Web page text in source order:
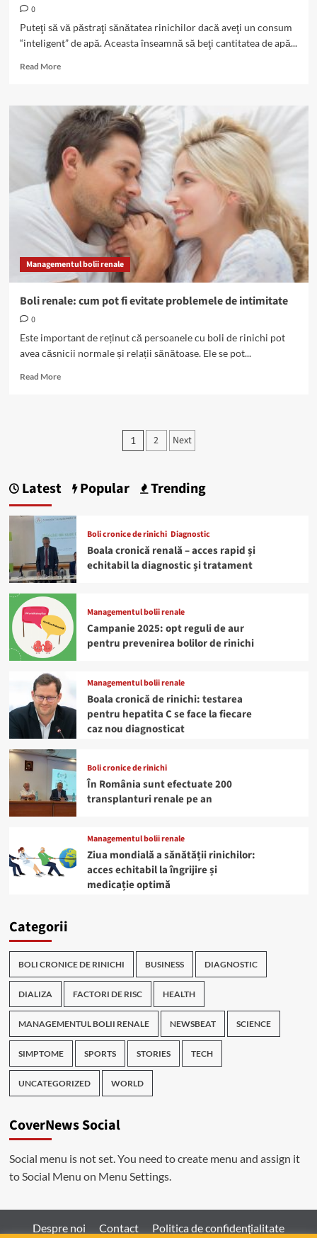
0
Puteţi să vă păstraţi sănătatea rinichilor dacă aveţi un consum
“inteligent” de apă. Aceasta înseamnă să beţi cantitatea de apă...
Read MoreRead
Consum
inteligent-
câte
pahare
de
apă
Managementul bolii renale
Boli renale: cum pot fi evitate problemele de intimitate
0
Este important de reținut că persoanele cu boli de rinichi pot
avea căsnicii normale și relații sănătoase. Ele se pot...
Read MoreRead
evitate
problemele
intimitate
Paginație
1 2 Next
Latest Popular Trending
Boli cronice de rinichi Diagnostic
Boala cronică renală – acces rapid și
echitabil la diagnostic și tratament
Managementul bolii renale
Campanie 2025: opt reguli de aur
pentru prevenirea bolilor de rinichi
Managementul bolii renale
Boala cronică de rinichi: testarea
pentru hepatita C se face la fiecare
caz nou diagnosticat
Boli cronice de rinichi
În România sunt efectuate 200
transplanturi renale pe an
Managementul bolii renale
Ziua mondială a sănătății rinichilor:
acces echitabil la îngrijire și
medicație optimă
Categorii
BOLI CRONICE DE RINICHI BUSINESS DIAGNOSTIC
DIALIZA FACTORI DE RISC HEALTH
MANAGEMENTUL BOLII RENALE NEWSBEAT SCIENCE
SIMPTOME SPORTS STORIES TECH
UNCATEGORIZED WORLD
CoverNews Social
Social menu is not set. You need to create menu and assign it
to Social Menu on Menu Settings.
Despre noi Contact Politica de confidenţialitate